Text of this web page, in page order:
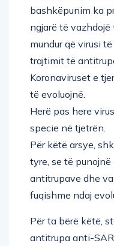
bashkëpunim ka
ngjarë të vazhdojë
mundur që virusi
trajtimit të
Koronaviruset e
të evoluojnë.
Herë pas here
specie në tjetrën.
Për këtë arsye,
tyre, se të
antitrupave dhe
fuqishme ndaj
Për ta bërë këtë,
antitrupa anti-